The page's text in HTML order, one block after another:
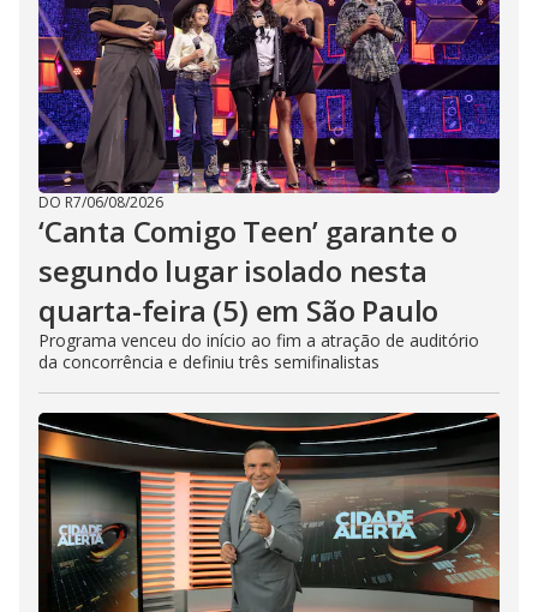
DO R7/06/08/2026
‘Canta Comigo Teen’ garante o
segundo lugar isolado nesta
quarta-feira (5) em São Paulo
Programa venceu do início ao fim a atração de auditório
da concorrência e definiu três semifinalistas